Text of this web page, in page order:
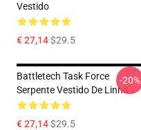
Vestido
€ 27,14$29.5
Battletech Task Force
Serpente Vestido De Linha
€ 27,14$29.5
-20%